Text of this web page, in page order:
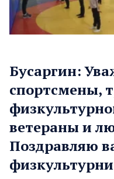
Бусаргин:
спортсмены,
ветераны и
Поздравляю